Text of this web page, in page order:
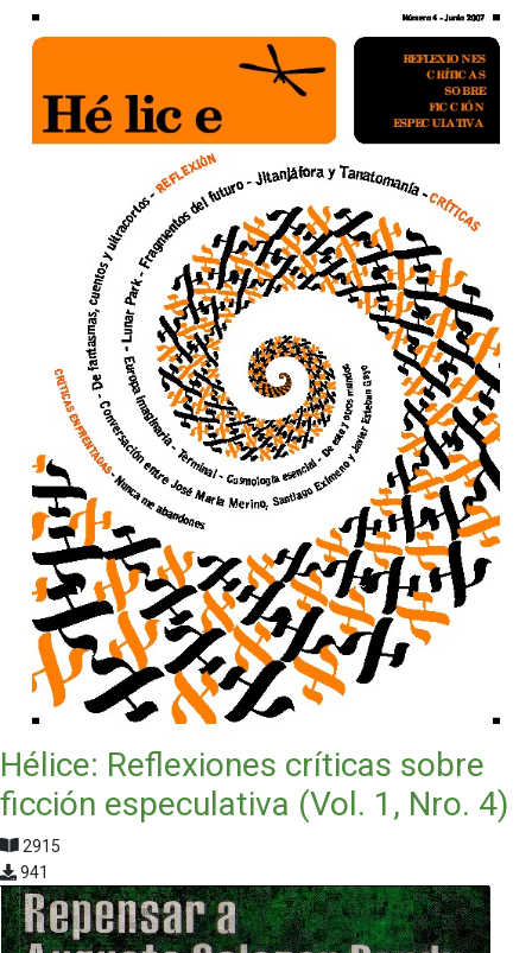
Hélice: Reflexiones críticas sobre
ficción especulativa (Vol. 1, Nro. 4)
2915
941